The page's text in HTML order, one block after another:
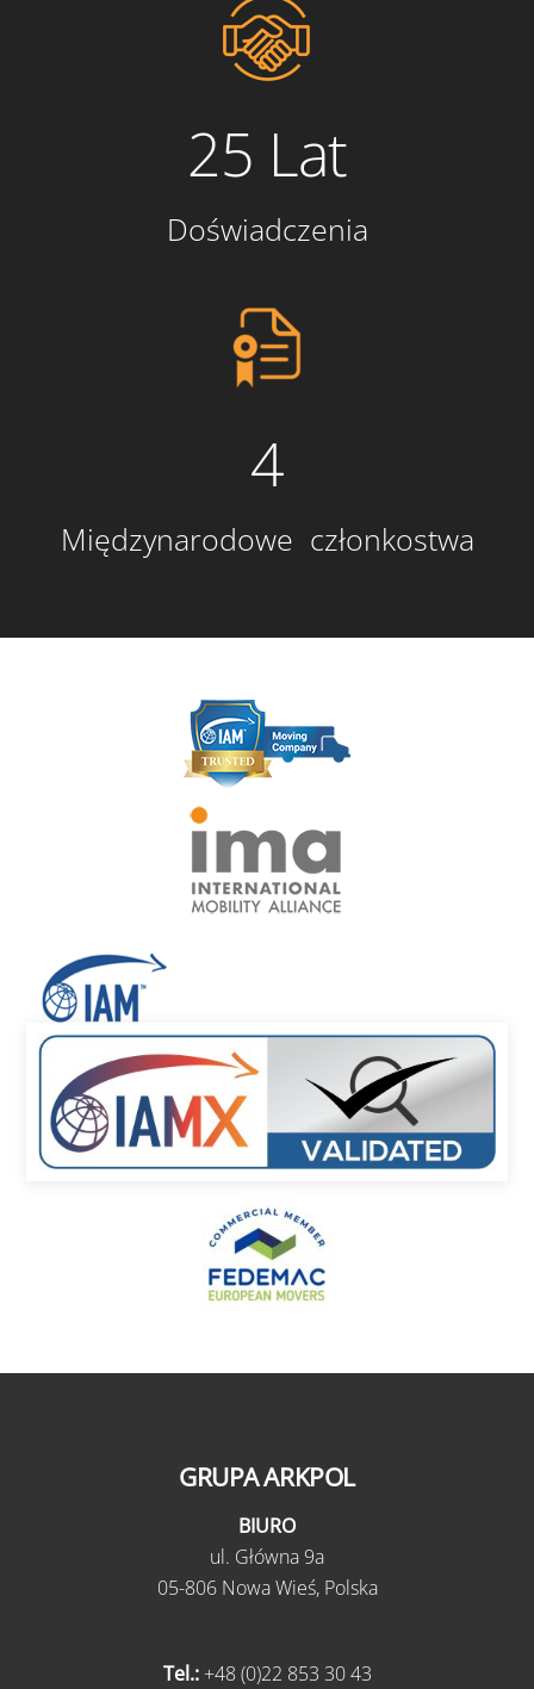
25 Lat
Doświadczenia
4
Międzynarodowe członkostwa
GRUPA ARKPOL
BIURO
ul. Główna 9a
05-806 Nowa Wieś, Polska
Tel.:+48 (0)22 853 30 43